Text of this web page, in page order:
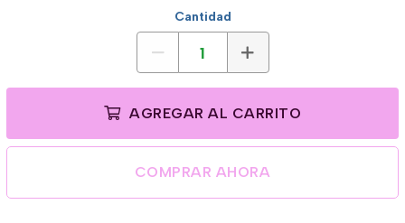
Cantidad
AGREGAR AL CARRITO
COMPRAR AHORA